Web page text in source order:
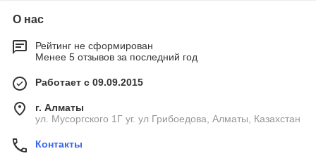
О нас
Рейтинг не сформирован
Менее 5 отзывов за последний год
Работает с 09.09.2015
г. Алматы
ул. Мусоргского 1Г уг. ул Грибоедова, Алматы, Казахстан
Контакты